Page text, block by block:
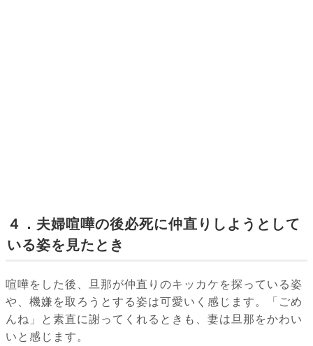
４．夫婦喧嘩の後必死に仲直りしようとして
いる姿を見たとき
喧嘩をした後、旦那が仲直りのキッカケを探っている姿
や、機嫌を取ろうとする姿は可愛いく感じます。「ごめ
んね」と素直に謝ってくれるときも、妻は旦那をかわい
いと感じます。